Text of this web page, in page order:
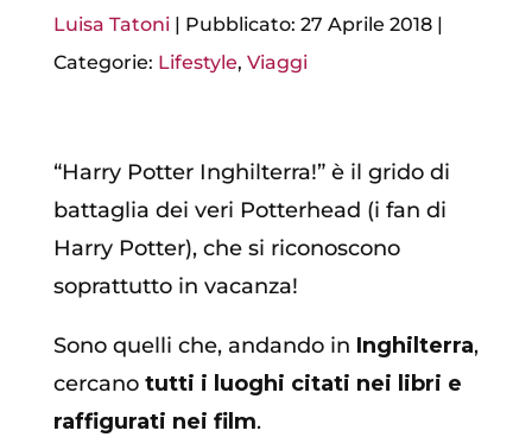
Luisa Tatoni| Pubblicato: 27 Aprile 2018|
Categorie: Lifestyle, Viaggi
“Harry Potter Inghilterra!” è il grido di
battaglia dei veri Potterhead (i fan di
Harry Potter), che si riconoscono
soprattutto in vacanza!
Sono quelli che, andando in Inghilterra,
cercano tutti i luoghi citati nei libri e
raffigurati nei film.